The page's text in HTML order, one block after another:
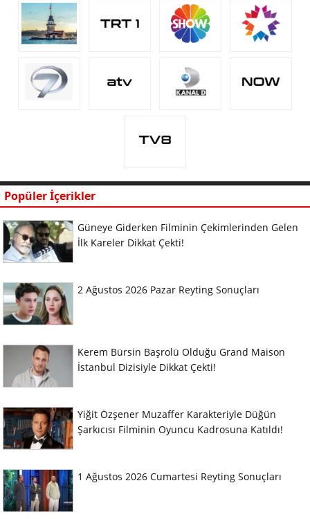
Popüler İçerikler
Güneye Giderken Filminin Çekimlerinden Gelen
İlk Kareler Dikkat Çekti!
2 Ağustos 2026 Pazar Reyting Sonuçları
Kerem Bürsin Başrolü Olduğu Grand Maison
İstanbul Dizisiyle Dikkat Çekti!
Yiğit Özşener Muzaffer Karakteriyle Düğün
Şarkıcısı Filminin Oyuncu Kadrosuna Katıldı!
1 Ağustos 2026 Cumartesi Reyting Sonuçları